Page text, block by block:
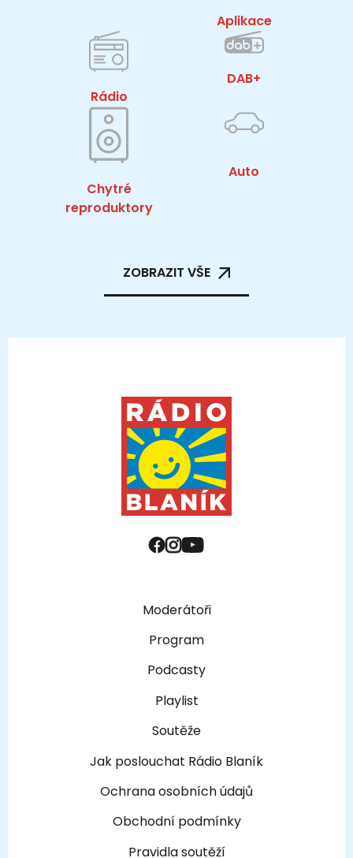
Aplikace
Rádio
DAB+
Chytré
reproduktory
Auto
ZOBRAZIT VŠE
Moderátoři
Program
Podcasty
Playlist
Soutěže
Jak poslouchat Rádio Blaník
Ochrana osobních údajů
Obchodní podmínky
Pravidla soutěží